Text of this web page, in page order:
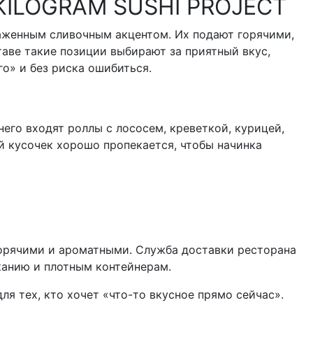
SUSHI PROJECT
сливочным акцентом. Их подают горячими,
такие позиции выбирают за приятный вкус,
и без риска ошибиться.
входят роллы с лососем, креветкой, курицей,
хорошо пропекается, чтобы начинка
и ароматными. Служба доставки ресторана
и плотным контейнерам.
кто хочет «что-то вкусное прямо сейчас».